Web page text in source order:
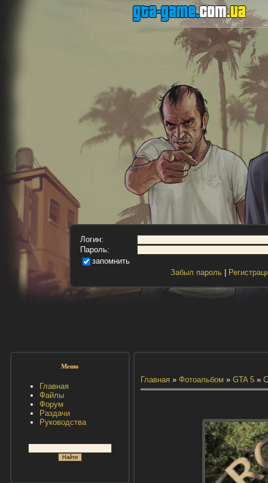
Логин:
Пароль:
запомнить
Забыл пароль|
Меню
Главная
Файлы
Форум
Раздачи
Руководства
Главная» Фотоальбом » GTA 5»